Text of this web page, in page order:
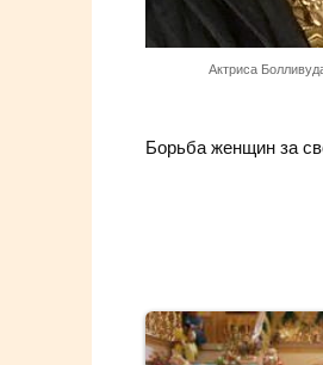
Актриса
Борьба женщин за